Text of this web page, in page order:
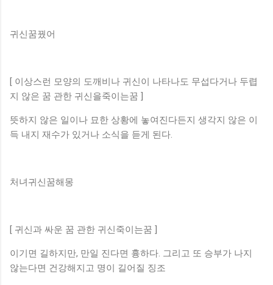
귀신꿈꿨어
[ 이상스런 모양의 도깨비나 귀신이 나타나도 무섭다거나 두렵
지 않은 꿈 관한 귀신을죽이는꿈 ]
뜻하지 않은 일이나 묘한 상황에 놓여진다든지 생각지 않은 이
득 내지 재수가 있거나 소식을 듣게 된다.
처녀귀신꿈해몽
[ 귀신과 싸운 꿈 관한 귀신죽이는꿈 ]
이기면 길하지만, 만일 진다면 흉하다. 그리고 또 승부가 나지
않는다면 건강해지고 명이 길어질 징조